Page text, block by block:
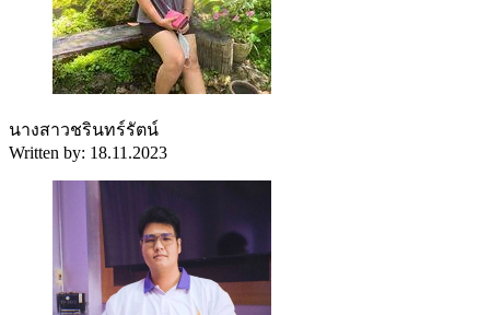
นางสาวชรินทร์รัตน์
Written by: 18.11.2023